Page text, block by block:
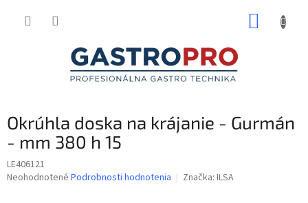
Okrúhla doska na krájanie - Gurmán
- mm 380 h 15
LE406121
Priemerné
Neohodnotené Podrobnosti hodnotenia Značka: ILSA